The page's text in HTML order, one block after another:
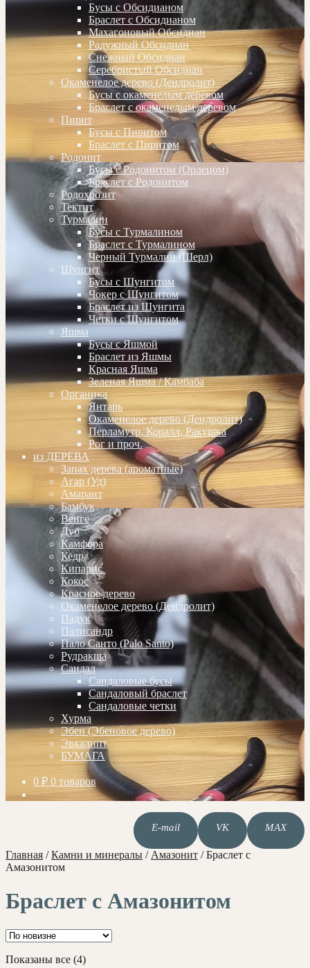
Бусы с Обсидианом
Браслет с Обсидианом
Махагоновый Обсидиан
Радужный Обсидиан
Снежный Обсидиан
Серебристый Обсидиан
Окаменелое дерево (Дендролит)
Бусы с окаменелым деревом
Браслет с окаменелым деревом
Пирит
Бусы с Пиритом
Браслет с Пиритом
Родонит
Бусы с Родонитом (Орлецом)
Браслет с Родонитом
Родохрозит
Тектит
Турмалин
Бусы с Турмалином
Браслет с Турмалином
Черный Турмалин (Шерл)
Шунгит
Бусы с Шунгитом
Чокер с Шунгитом
Браслет из Шунгита
Четки с Шунгитом
Яшма
Бусы с Яшмой
Браслет из Яшмы
Красная Яшма
Зеленая Яшма / Камбаба
Органика
Янтарь
Окаменелое дерево (Дендролит)
Перламутр, Коралл, Ракушка
Рог и проч.
из ДЕРЕВА
Запах дерева (ароматные)
Агар (Уд)
Амарант
Бамбук
Венге
Дуб
Камфора
Кедр
Кипарис
Кокос
Красное дерево
Окаменелое дерево (Дендролит)
Падук
Палисандр
Пало Санто (Palo Santo)
Рудракша
Сандал
Сандаловые бусы
Сандаловый браслет
Сандаловые четки
Хурма
Эбен (Эбеновое дерево)
Эвкалипт
БУМАГА
0 ₽ 0 товаров
E-mail VK MAX
Главная /Камни и минералы / Амазонит /Браслет с
Амазонитом
Браслет с Амазонитом
Показаны все (4)Сортировка: